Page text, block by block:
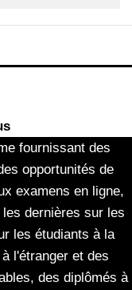
fournissant des
opportunités de
examens en ligne,
dernières sur les
les étudiants à la
l'étranger et des
des diplômés à